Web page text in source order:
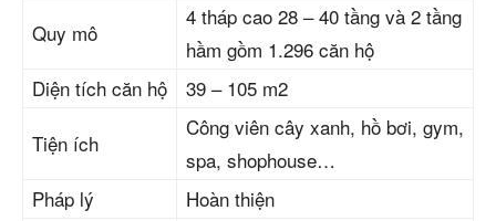
Quy mô
4 tháp cao 28 – 40 tầng và 2 tầng
hầm gồm 1.296 căn hộ
Diện tích căn hộ
39 – 105 m2
Tiện ích
Công viên cây xanh, hồ bơi, gym,
spa, shophouse…
Pháp lý
Hoàn thiện